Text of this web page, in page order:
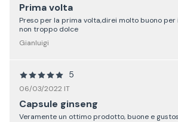
Prima volta
Preso per la prima volta,direi molto buono
non troppo dolce
Gianluigi
5
06/03/2022 IT
Capsule ginseng
Veramente un ottimo prodotto, buone e